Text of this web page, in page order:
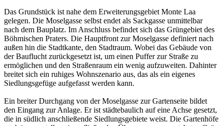
Das Grundstück ist nahe dem Erweiterungsgebiet Monte Laa
gelegen. Die Moselgasse selbst endet als Sackgasse unmittelbar
nach dem Bauplatz. Im Anschluss befindet sich das Grüngebiet des
Böhmischen Praters. Die Hauptfront zur Moselgasse definiert nach
außen hin die Stadtkante, den Stadtraum. Wobei das Gebäude von
der Bauflucht zurückgesetzt ist, um einen Puffer zur Straße zu
ermöglichen und den Straßenraum ein wenig aufzuweiten. Dahinter
breitet sich ein ruhiges Wohnszenario aus, das als ein eigenes
Siedlungsgefüge aufgefasst werden kann.
Ein breiter Durchgang von der Moselgasse zur Gartenseite bildet
den Eingang zur Anlage. Er ist städtebaulich auf eine Achse gesetzt,
die in südlich anschließende Siedlungsgebiete weist. Die Gartenhöfe